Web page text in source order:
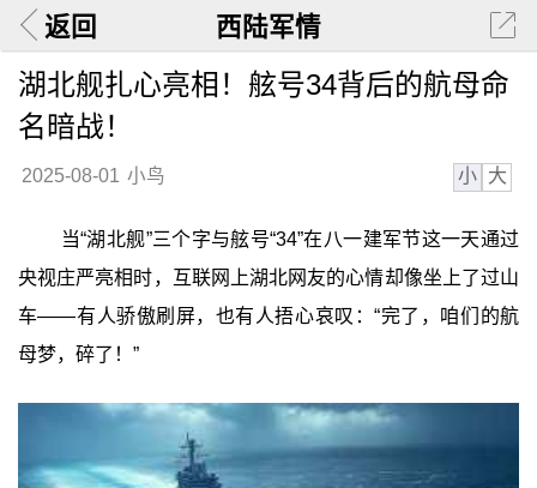
返回 西陆军情
湖北舰扎心亮相！舷号34背后的航母命
名暗战！
2025-08-01 小鸟 小 大
当“湖北舰”三个字与舷号“34”在八一建军节这一天通过
央视庄严亮相时，互联网上湖北网友的心情却像坐上了过山
车——有人骄傲刷屏，也有人捂心哀叹：“完了，咱们的航
母梦，碎了！”